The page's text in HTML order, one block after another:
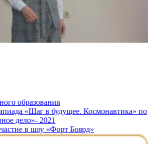
образования
«Шаг в будущее. Космонавтика» по
дело»- 2021
в шоу «Форт Боярд»